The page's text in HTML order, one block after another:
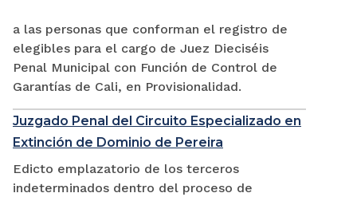
a las personas que conforman el registro de
elegibles para el cargo de Juez Dieciséis
Penal Municipal con Función de Control de
Garantías de Cali, en Provisionalidad.
Juzgado Penal del Circuito Especializado en
Extinción de Dominio de Pereira
Edicto emplazatorio de los terceros
indeterminados dentro del proceso de